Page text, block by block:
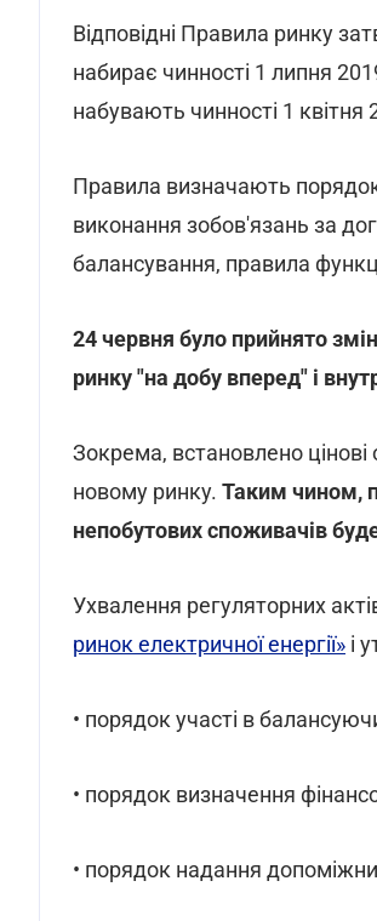
Відповідні Правила ринку
набирає чинності 1 липня
набувають чинності 1 квітня
Правила визначають порядок
виконання зобов'язань за
балансування, правила
24 червня було прийнято
ринку "на добу вперед" і
Зокрема, встановлено
новому ринку. Таким чином,
непобутових споживачів
Ухвалення регуляторних
ринок електричної енергії» і
• порядок участі в
• порядок визначення
• порядок надання